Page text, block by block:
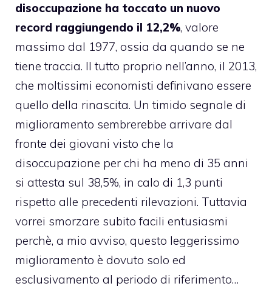
disoccupazione ha toccato un nuovo
record raggiungendo il 12,2%, valore
massimo dal 1977, ossia da quando se ne
tiene traccia. Il tutto proprio nell’anno, il 2013,
che moltissimi economisti definivano essere
quello della rinascita. Un timido segnale di
miglioramento sembrerebbe arrivare dal
fronte dei giovani visto che la
disoccupazione per chi ha meno di 35 anni
si attesta sul 38,5%, in calo di 1,3 punti
rispetto alle precedenti rilevazioni. Tuttavia
vorrei smorzare subito facili entusiasmi
perchè, a mio avviso, questo leggerissimo
miglioramento è dovuto solo ed
esclusivamento al periodo di riferimento…